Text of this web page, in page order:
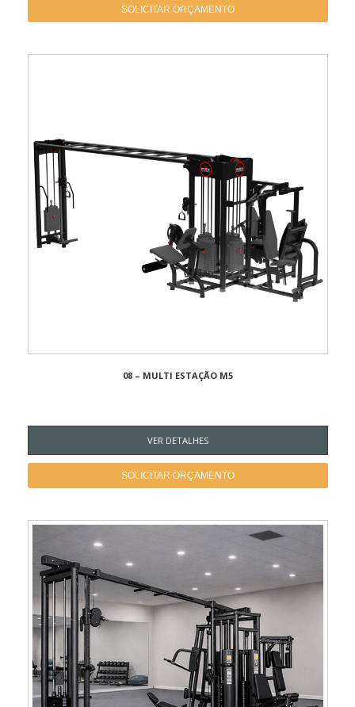
SOLICITAR ORÇAMENTO
08 – MULTI ESTAÇÃO M5
VER DETALHES
SOLICITAR ORÇAMENTO